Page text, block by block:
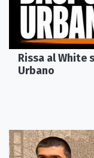
Rissa al White
Urbano